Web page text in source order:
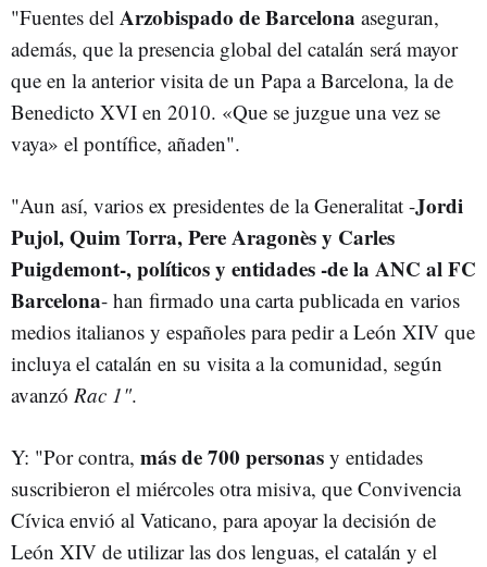
"Fuentes del Arzobispado deBarcelona aseguran,
además, que la presencia global del catalán será mayor
que en la anterior visita de un Papa a Barcelona, la de
Benedicto XVI en 2010. «Que se juzgue una vez se
vaya» el pontífice, añaden".
"Aun así, varios ex presidentes de la Generalitat -Jordi
Pujol, Quim Torra, Pere Aragonès y Carles
Puigdemont-, políticos y entidades -de la ANC al FC
Barcelona- han firmado una carta publicada en varios
medios italianos y españoles para pedir a León XIV que
incluya el catalán en su visita a la comunidad, según
avanzó Rac 1".
Y: "Por contra, más de 700 personas y entidades
suscribieron el miércoles otra misiva, que Convivencia
Cívica envió al Vaticano, para apoyar la decisión de
León XIV de utilizar las dos lenguas, el catalán y el